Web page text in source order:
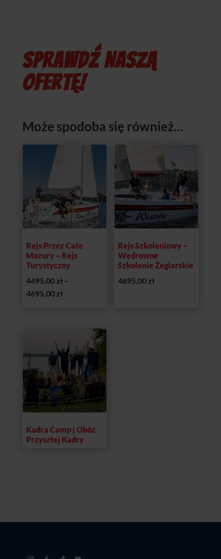
SPRAWDŹ NASZĄ
OFERTĘ!
Może spodoba się również…
Promocja!
Rejs Przez Całe
Mazury – Rejs
Turystyczny
4495,00 zł –
4695,00 złZakres
4495,00 zł
do
4695,00 zł
Rejs Szkoleniowy –
Wędrowne
Szkolenie Żeglarskie
4695,00 zł
Kadra Camp | Obóz
Przyszłej Kadry